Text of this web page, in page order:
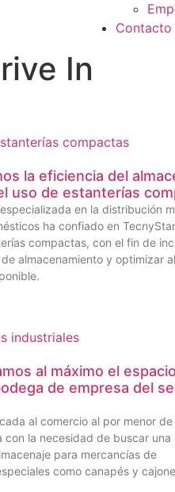
Contacto
In
la eficiencia del
uso de estanterías
en la distribución
ha confiado en
compactas, con el fin de
almacenamiento y optimizar
al máximo el
de empresa del
al comercio al por menor
con la necesidad de buscar una
para mercancías de
como canapés y